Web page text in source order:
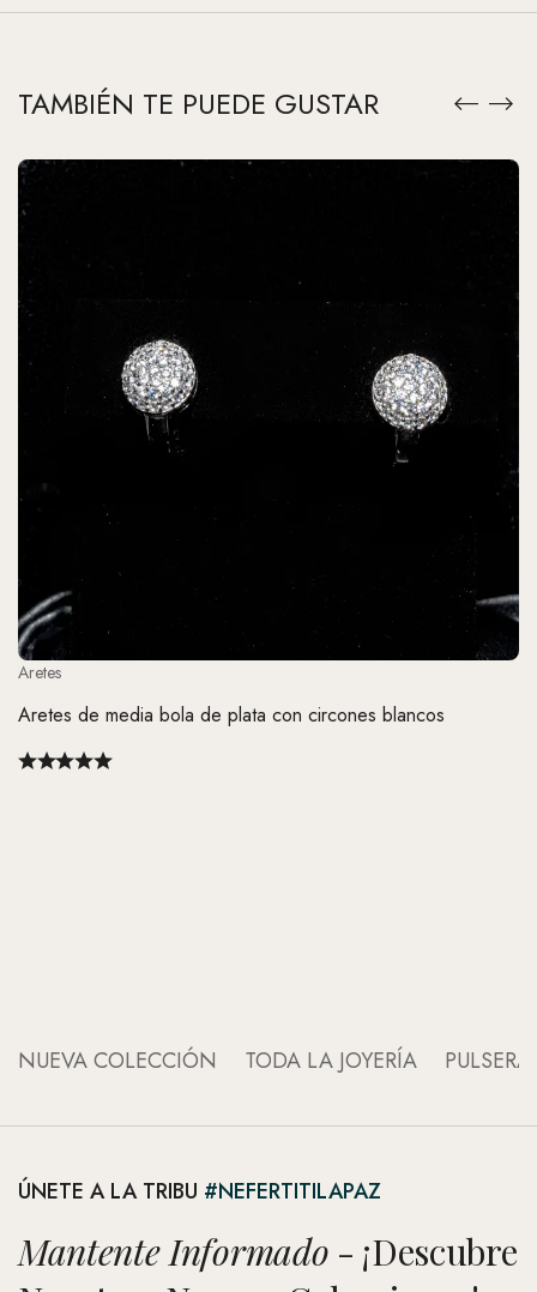
TAMBIÉN TE PUEDE GUSTAR
Aretes
Aretes de media bola de plata con circones blancos
NUEVA COLECCIÓN TODA LA JOYERÍA
ÚNETE A LA TRIBU #NEFERTITILAPAZ
Mantente Informado - ¡Descubre